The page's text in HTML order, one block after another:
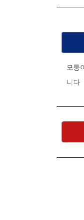
모퉁
니다